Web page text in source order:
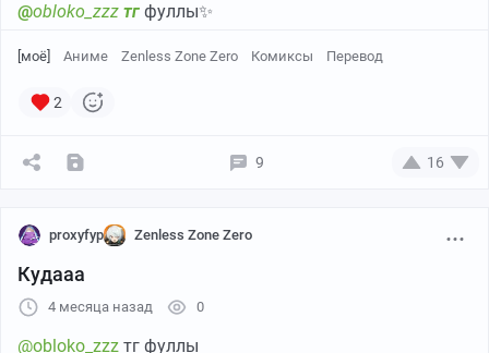
@obloko_zzz тг фуллы✨
[моё] Аниме Zenless Zone Zero Комиксы Перевод
2
9 16
proxyfyp Zenless Zone Zero
Кудааа
4 месяца назад 0
@obloko_zzz тг фуллы